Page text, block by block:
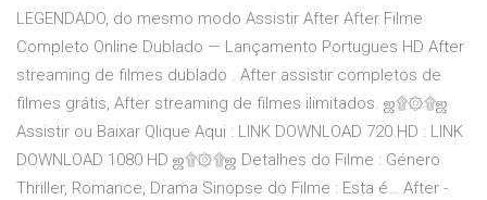
LEGENDADO, do mesmo modo Assistir After After Filme
Completo Online Dublado — Lançamento Portugues HD After
streaming de filmes dublado . After assistir completos de
filmes grátis, After streaming de filmes ilimitados. ஜ۩۞۩ஜ
Assistir ou Baixar Qlique Aqui : LINK DOWNLOAD 720 HD : LINK
DOWNLOAD 1080 HD ஜ۩۞۩ஜ Detalhes do Filme : Género
Thriller, Romance, Drama Sinopse do Filme : Esta é… After -